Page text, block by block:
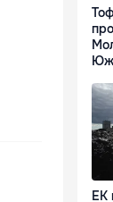
ЕК